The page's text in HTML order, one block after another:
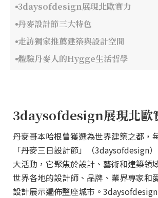
3daysofdesign展現北歐實力
丹麥設計節三大特色
走訪獨家推薦建築與設計空間
體驗丹麥人的Hygge生活哲學
3daysofdesign展現北歐
丹麥哥本哈根曾獲選為世界建築之都，
「丹麥三日設計節」（3daysofdesign
大活動，它聚焦於設計、藝術和建築領
世界各地的設計師、品牌、業界專家和
設計展示遍佈整座城市。